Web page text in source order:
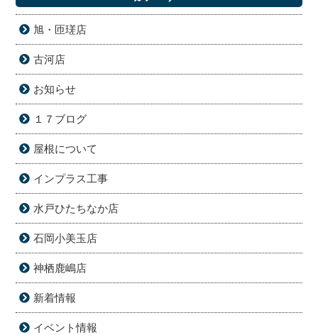
旭・匝瑳店
古河店
お知らせ
１７ブログ
屋根について
インプラス工事
水戸ひたちなか店
石岡小美玉店
神栖鹿嶋店
新着情報
イベント情報